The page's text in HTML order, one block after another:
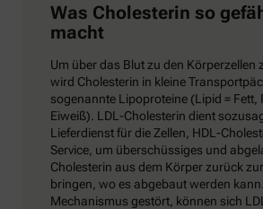
Was Cholesterin so
macht
Um über das Blut zu den Körperzellen
wird Cholesterin in kleine
sogenannte Lipoproteine (Lipid = Fett,
Eiweiß). LDL-Cholesterin dient
Lieferdienst für die Zellen, HDL-
Service, um überschüssiges und
Cholesterin aus dem Körper zurück
bringen, wo es abgebaut werden
Mechanismus gestört, können sich